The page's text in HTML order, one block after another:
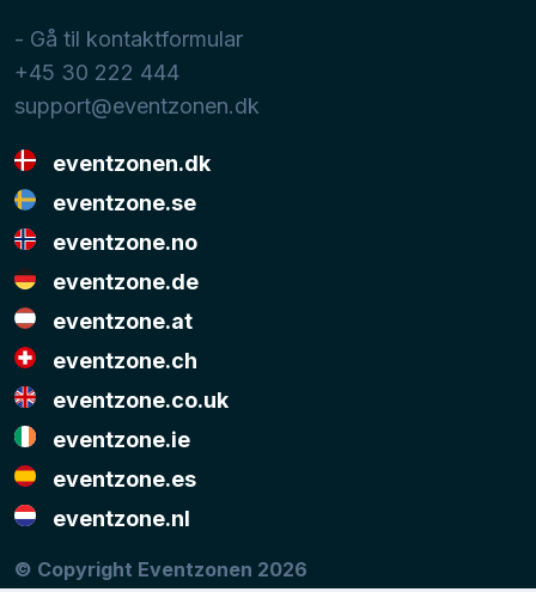
- Gå til kontaktformular
+45 30 222 444
support@eventzonen.dk
eventzonen.dk
eventzone.se
eventzone.no
eventzone.de
eventzone.at
eventzone.ch
eventzone.co.uk
eventzone.ie
eventzone.es
eventzone.nl
© Copyright Eventzonen 2026